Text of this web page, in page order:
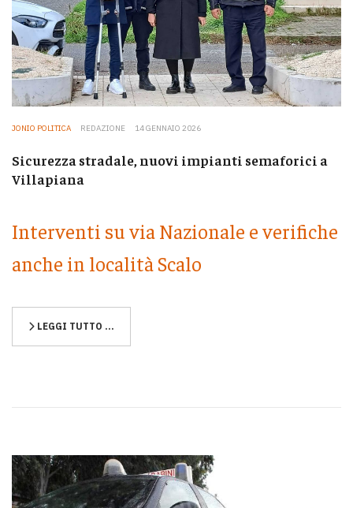
JONIO POLITICA REDAZIONE 14 GENNAIO 2026
Sicurezza stradale, nuovi impianti semaforici a
Villapiana
Interventi su via Nazionale e verifiche
anche in località Scalo
LEGGI TUTTO …